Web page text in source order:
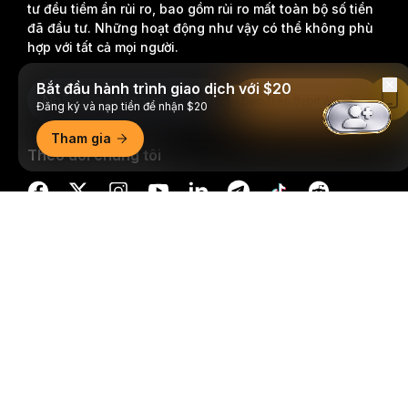
tư đều tiềm ẩn rủi ro, bao gồm rủi ro mất toàn bộ số tiền
đã đầu tư. Những hoạt động như vậy có thể không phù
hợp với tất cả mọi người.
Đăng Ký
Theo dõi chúng tôi
Bắt đầu hành trình giao dịch với $20
Đăng ký và nạp tiền để nhận $20
Tham gia
Đọc Trên Bybit App